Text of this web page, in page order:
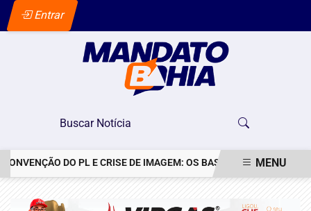
Entrar
DO PL E CRISE DE IMAGEM: OS BASTIDORES DO PEDIDO
MENU